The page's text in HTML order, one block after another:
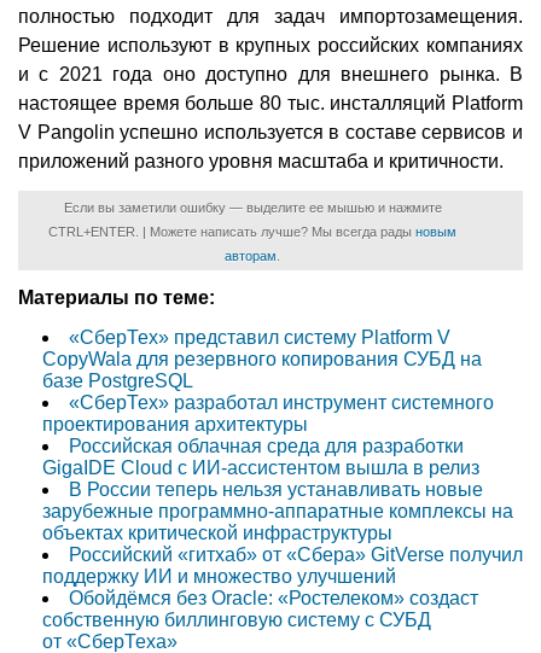
полностью подходит для задач импортозамещения.
Решение используют в крупных российских компаниях
и с 2021 года оно доступно для внешнего рынка. В
настоящее время больше 80 тыс. инсталляций Platform
V Pangolin успешно используется в составе сервисов и
приложений разного уровня масштаба и критичности.
Если вы заметили ошибку — выделите ее мышью и нажмите
CTRL+ENTER. | Можете написать лучше? Мы всегда рады новым
авторам
Материалы по теме:
«СберТех» представил систему Platform V
CopyWala для резервного копирования СУБД на
базе PostgreSQL
«СберТех» разработал инструмент системного
проектирования архитектуры
Российская облачная среда для разработки
GigaIDE Cloud с ИИ-ассистентом вышла в релиз
В России теперь нельзя устанавливать новые
зарубежные программно-аппаратные комплексы на
объектах критической инфраструктуры
Российский «гитхаб» от «Сбера» GitVerse получил
поддержку ИИ и множество улучшений
Обойдёмся без Oracle: «Ростелеком» создаст
собственную биллинговую систему с СУБД
от «СберТеха»